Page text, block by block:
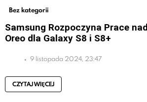
Bez kategorii
Samsung Rozpoczyna Prace
Oreo dla Galaxy S8 i S8+
9 listopada 2024, 23:47
CZYTAJ WIĘCEJ